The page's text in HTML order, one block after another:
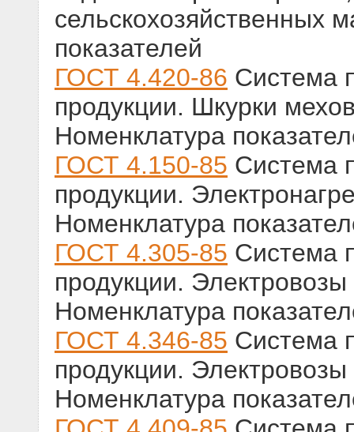
сельскохозяйственных
показателей
ГОСТ 4.420-86 Система
продукции. Шкурки
Номенклатура
ГОСТ 4.150-85 Система
продукции.
Номенклатура
ГОСТ 4.305-85 Система
продукции.
Номенклатура
ГОСТ 4.346-85 Система
продукции.
Номенклатура